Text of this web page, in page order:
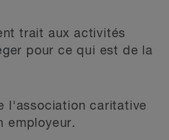
trait aux activités
pour ce qui est de la
l'association caritative
employeur.